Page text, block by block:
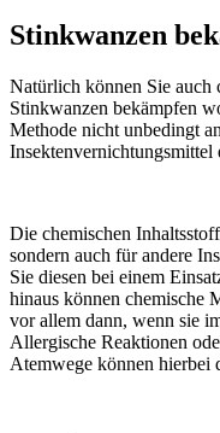
Stinkwanzen
Natürlich können Sie auch
Stinkwanzen bekämpfen
Methode nicht unbedingt
Insektenvernichtungsmittel
Die chemischen
sondern auch für andere
Sie diesen bei einem
hinaus können chemische
vor allem dann, wenn sie
Allergische Reaktionen
Atemwege können hierbei